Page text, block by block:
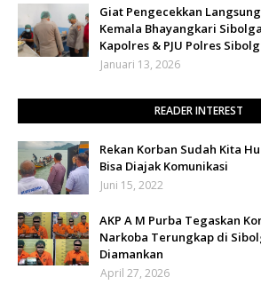
Giat Pengecekkan Langsung
Kemala Bhayangkari
Kapolres & PJU Polres
Januari 13, 2026
READER INTEREST
Rekan Korban Sudah Kita
Bisa Diajak Komunikasi
Juni 15, 2022
AKP A M Purba Tegaskan
Narkoba Terungkap di
Diamankan
April 27, 2026